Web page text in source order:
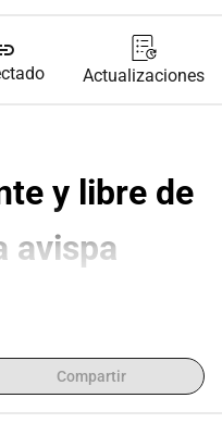
Actualizaciones
y libre de
avispa
asequible
para otros
Compartir